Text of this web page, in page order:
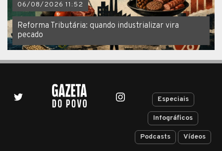
06/08/2026 11:52
Reforma Tributária: quando industrializar vira
pecado
Especiais
Infográficos
Podcasts Vídeos